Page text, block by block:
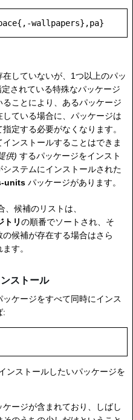
していないが、1つ以上のパッ
定されている特殊なパッケージ
ことにより、あるパッケージ
ている場合に、パッケージは
定する必要がなくなります。
ンストールすることはできま
供) するパッケージをインスト
ステムにインストールされた
units パッケージがあります。
候補のリストは、
トリの順番でソートされ、そ
候補が存在する場合はさら
す。
ストール
ケージをすべて同時にインス
:
ンストールしたいパッケージを
ージが含まれており、しばし